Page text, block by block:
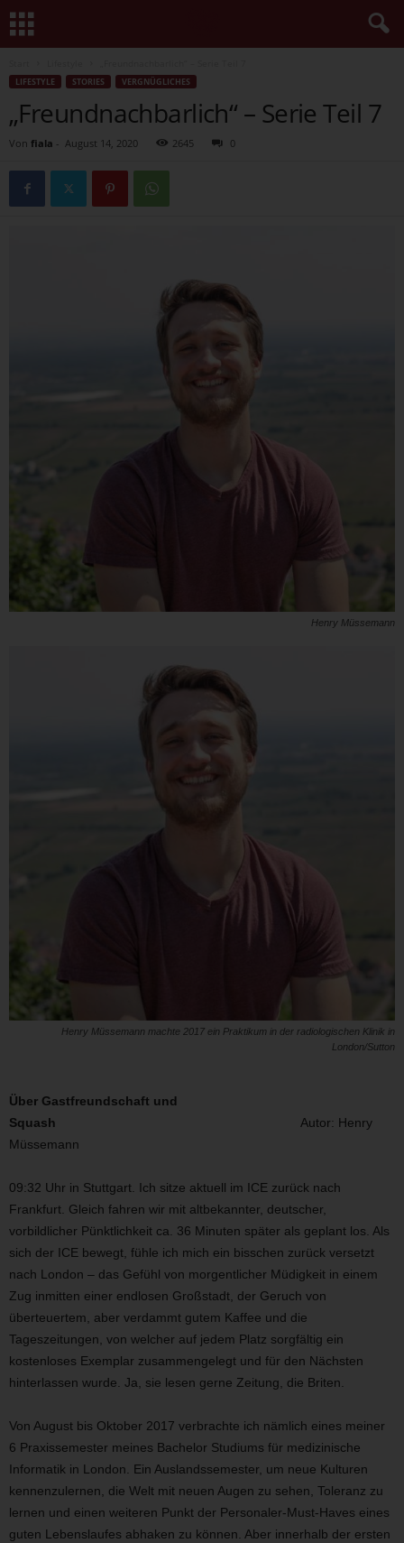
LIFESTYLE STORIES VERGNÜGLICHES
„Freundnachbarlich“ – Serie Teil 7
Von fiala - August 14, 2020 2645 0
Henry Müssemann
Henry Müssemann machte 2017 ein Praktikum in der radiologischen Klinik in
London/Sutton
Über Gastfreundschaft und
Squash Autor: Henry
Müssemann
09:32 Uhr in Stuttgart. Ich sitze aktuell im ICE zurück nach
Frankfurt. Gleich fahren wir mit altbekannter, deutscher,
vorbildlicher Pünktlichkeit ca. 36 Minuten später als geplant los. Als
sich der ICE bewegt, fühle ich mich ein bisschen zurück versetzt
nach London – das Gefühl von morgentlicher Müdigkeit in einem
Zug inmitten einer endlosen Großstadt, der Geruch von
überteuertem, aber verdammt gutem Kaffee und die
Tageszeitungen, von welcher auf jedem Platz sorgfältig ein
kostenloses Exemplar zusammengelegt und für den Nächsten
hinterlassen wurde. Ja, sie lesen gerne Zeitung, die Briten.
Von August bis Oktober 2017 verbrachte ich nämlich eines meiner
6 Praxissemester meines Bachelor Studiums für medizinische
Informatik in London. Ein Auslandssemester, um neue Kulturen
kennenzulernen, die Welt mit neuen Augen zu sehen, Toleranz zu
lernen und einen weiteren Punkt der Personaler-Must-Haves eines
guten Lebenslaufes abhaken zu können. Aber innerhalb der ersten